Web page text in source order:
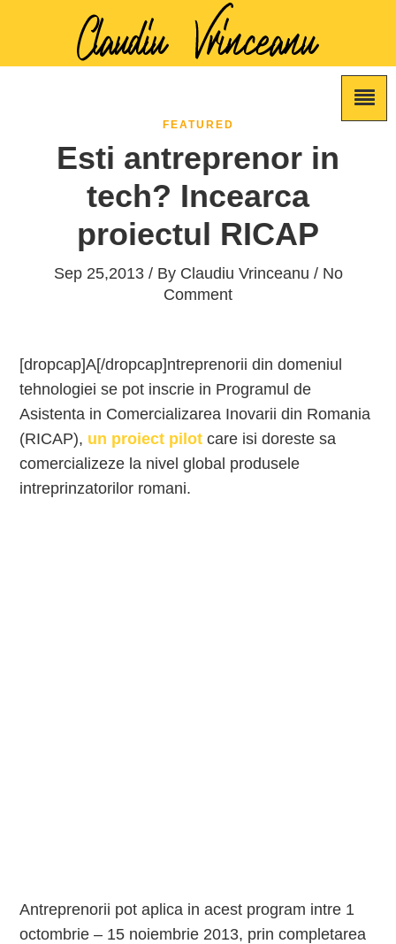
FEATURED
Esti antreprenor in
tech? Incearca
proiectul RICAP
Sep 25,2013 / By Claudiu Vrinceanu / No
Comment
[dropcap]A[/dropcap]ntreprenorii din domeniul
tehnologiei se pot inscrie in Programul de
Asistenta in Comercializarea Inovarii din Romania
(RICAP), un proiect pilot care isi doreste sa
comercializeze la nivel global produsele
intreprinzatorilor romani.
Antreprenorii pot aplica in acest program intre 1
octombrie – 15 noiembrie 2013, prin completarea